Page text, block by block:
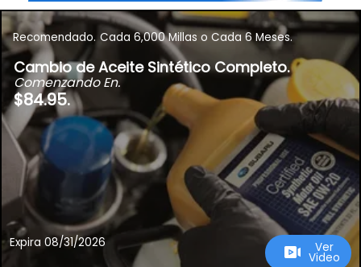
Recomendado. Cada 6,000 Millas o Cada 6 Meses.
Cambio de Aceite Sintético Completo.
Comenzando En.
$84.95.
Expira 08/31/2026 Ver
Video